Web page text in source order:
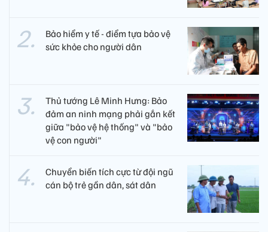
Bảo hiểm y tế - điểm tựa bảo vệ
sức khỏe cho người dân
Thủ tướng Lê Minh Hưng: Bảo
đảm an ninh mạng phải gắn kết
giữa "bảo vệ hệ thống" và "bảo
vệ con người"
Chuyển biến tích cực từ đội ngũ
cán bộ trẻ gần dân, sát dân